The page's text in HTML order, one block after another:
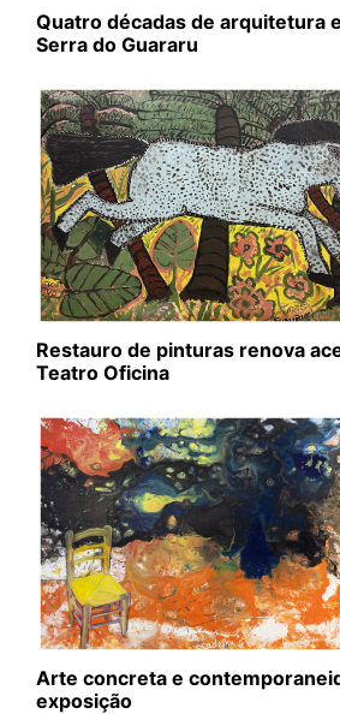
Quatro décadas de arquitetura
Serra do Guararu
Restauro de pinturas renova
Teatro Oficina
Arte concreta e
exposição